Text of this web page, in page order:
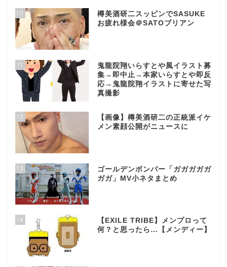
10
樽美酒研二スッピンでSASUKE
お疲れ様会＠SATOブリアン
11
鬼龍院翔いらすとや風イラスト募
集→即中止→本家いらすとや即反
応→鬼龍院翔イラストに寄せた写
真撮影
12
【画像】樽美酒研二の正統派イケ
メン素顔公開がニュースに
13
ゴールデンボンバー「ガガガガガ
ガガ」MV小ネタまとめ
14
【EXILE TRIBE】メンプロって
何？と思ったら…【メンディー】